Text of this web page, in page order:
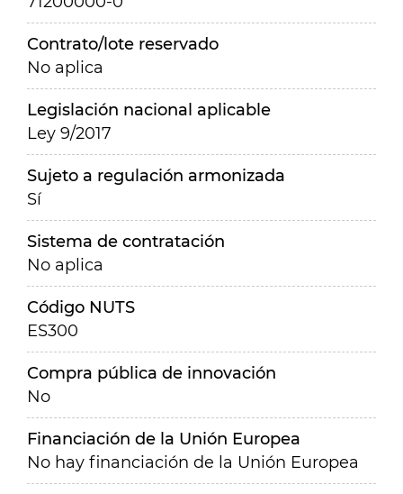
Contrato/lote reservado
No aplica
Legislación nacional aplicable
Ley 9/2017
Sujeto a regulación armonizada
Sí
Sistema de contratación
No aplica
Código NUTS
ES300
Compra pública de innovación
No
Financiación de la Unión Europea
No hay financiación de la Unión Europea